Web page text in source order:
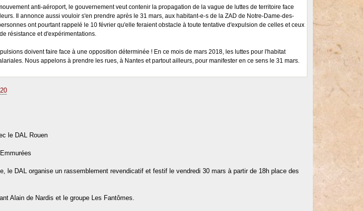
anti-aéroport, le gouvernement veut contenir la propagation de la vague de luttes de territoire face
Il annonce aussi vouloir s'en prendre après le 31 mars, aux habitant-e-s de la ZAD de Notre-Dame-des-
ont pourtant rappelé le 10 février qu'elle feraient obstacle à toute tentative d'expulsion de celles et ceux
résistance et d'expérimentations.
doivent faire face à une opposition déterminée ! En ce mois de mars 2018, les luttes pour l'habitat
Nous appelons à prendre les rues, à Nantes et partout ailleurs, pour manifester en ce sens le 31 mars.
le DAL Rouen
le DAL organise un rassemblement revendicatif et festif le vendredi 30 mars à partir de 18h place des
Alain de Nardis et le groupe Les Fantômes.